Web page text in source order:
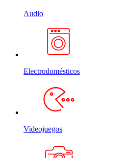
Audio
Electrodomésticos
Videojuegos